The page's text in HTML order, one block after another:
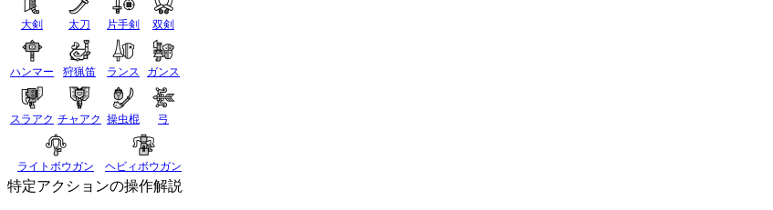
大剣 太刀 片手剣 双剣
ハンマー 狩猟笛 ランス ガンス
スラアク チャアク 操虫棍 弓
ライトボウガン ヘビィボウガン
特定アクションの操作解説